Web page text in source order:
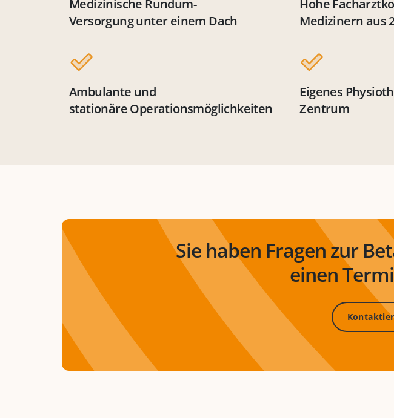
Medizinische Rundum-
Versorgung unter einem Dach
Hohe
Medizinern aus
Ambulante und
stationäre Operationsmöglichkeiten
Eigenes
Zentrum
Sie haben Fragen zur
einen